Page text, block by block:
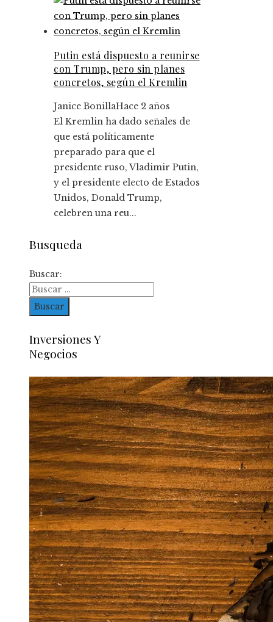
Putin está dispuesto a reunirse
con Trump, pero sin planes
concretos, según el Kremlin
Janice BonillaHace 2 años
El Kremlin ha dado señales de
que está políticamente
preparado para que el
presidente ruso, Vladimir Putin,
y el presidente electo de Estados
Unidos, Donald Trump,
celebren una reu...
Busqueda
Buscar:
Inversiones Y
Negocios